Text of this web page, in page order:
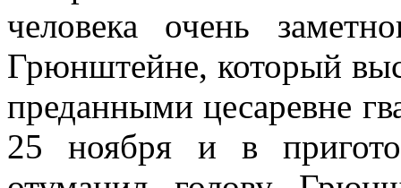
человека очень
Грюнштейне, который
преданными цесаревне
25 ноября и в